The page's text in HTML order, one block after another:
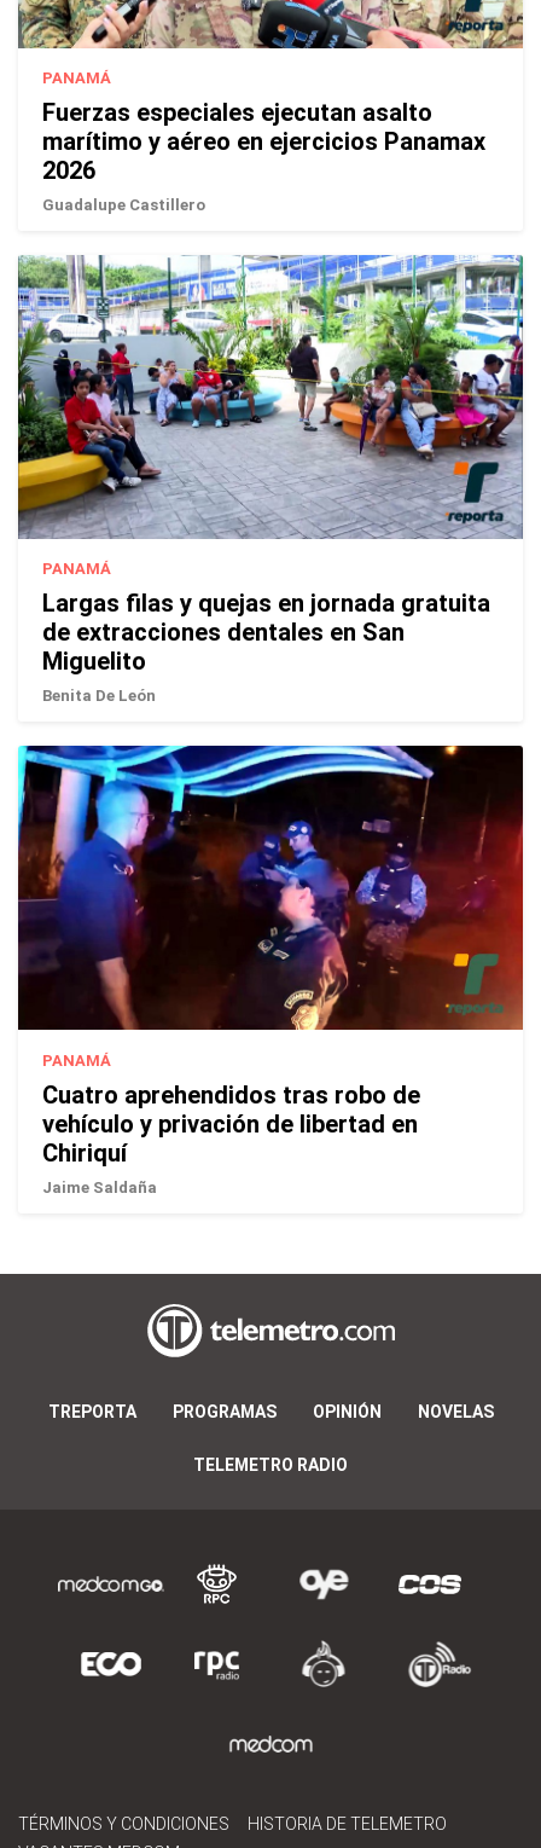
PANAMÁ
Fuerzas especiales ejecutan asalto
marítimo y aéreo en ejercicios Panamax
2026
Guadalupe Castillero
PANAMÁ
Largas filas y quejas en jornada gratuita
de extracciones dentales en San
Miguelito
Benita De León
PANAMÁ
Cuatro aprehendidos tras robo de
vehículo y privación de libertad en
Chiriquí
Jaime Saldaña
TREPORTA PROGRAMAS OPINIÓN NOVELAS
TELEMETRO RADIO
TÉRMINOS Y CONDICIONES
HISTORIA DE TELEMETRO